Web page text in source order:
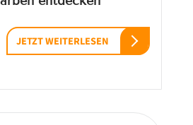
JETZT WEITERLESEN